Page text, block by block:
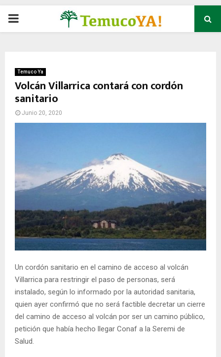
P
M
A
Y
E
Temuco Ya
Volcán Villarrica contará con cordón
sanitario
Junio 20, 2020
Un cordón sanitario en el camino de acceso al volcán
Villarrica para restringir el paso de personas, será
instalado, según lo informado por la autoridad sanitaria,
quien ayer confirmó que no será factible decretar un cierre
del camino de acceso al volcán por ser un camino público,
petición que había hecho llegar Conaf a la Seremi de
Salud.